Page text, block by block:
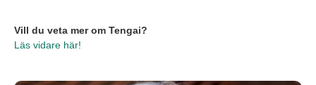
Vill du veta mer om Tengai?
Läs vidare här!